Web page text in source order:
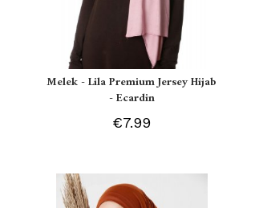
Melek - Lila Premium Jersey Hijab
- Ecardin
€7.99